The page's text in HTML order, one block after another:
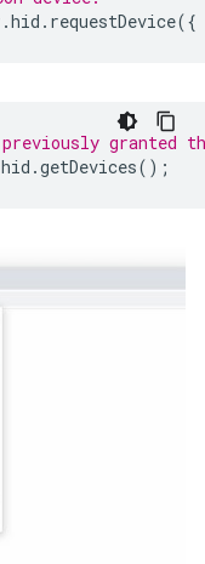
.hid . requestDevice({
granted
hid .getDevices();